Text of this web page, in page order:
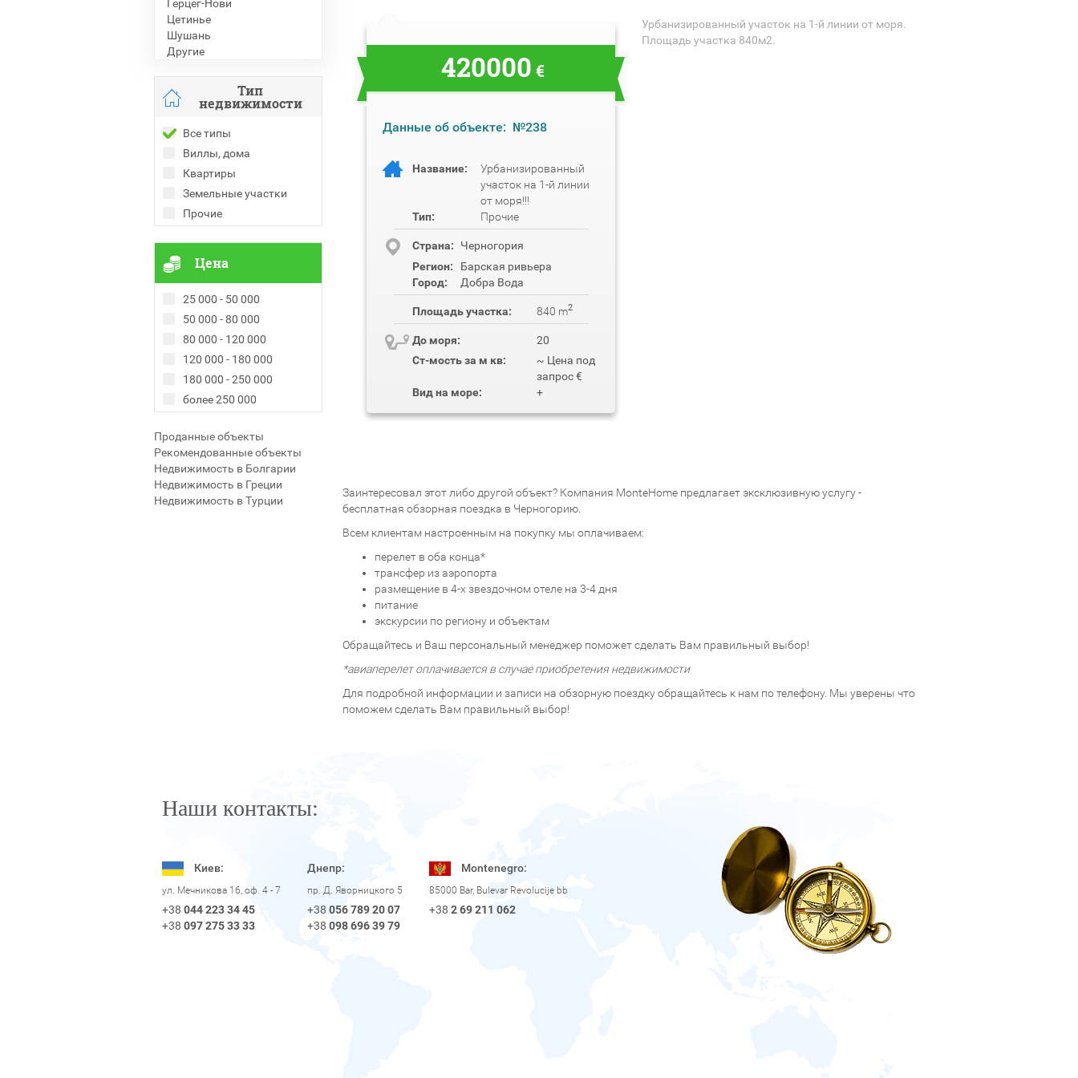
Герцег-Нови
Цетинье
Шушань
Другие
Тип
недвижимости
Все типы
Виллы, дома
Квартиры
Земельные участки
Прочие
Цена
25 000 - 50 000
50 000 - 80 000
80 000 - 120 000
120 000 - 180 000
180 000 - 250 000
более 250 000
Проданные объекты
Рекомендованные объекты
Недвижимость в Болгарии
Недвижимость в Греции
Недвижимость в Турции
420000 €
Данные об объекте: №238
Название:
Урбанизированный
участок на 1-й линии
от моря!!!
Тип:
Прочие
Cтрана:
Черногория
Регион:
Барская ривьера
Город:
Добра Вода
Площадь участка: 840 m2
До моря:
20
Ст-мость за м кв:
~ Цена под
запрос €
Вид на море:
+
Урбанизированный участок на 1-й линии от моря.
Площадь участка 840м2.
Заинтересовал этот либо другой объект? Компания MonteHome предлагает эксклюзивную услугу -
бесплатная обзорная поездка в Черногорию.
Всем клиентам настроенным на покупку мы оплачиваем:
перелет в оба конца*
трансфер из аэропорта
размещение в 4-х звездочном отеле на 3-4 дня
питание
экскурсии по региону и объектам
Обращайтесь и Ваш персональный менеджер поможет сделать Вам правильный выбор!
*авиаперелет оплачивается в случае приобретения недвижимости
Для подробной информации и записи на обзорную поездку обращайтесь к нам по телефону. Мы уверены что
поможем сделать Вам правильный выбор!
Наши контакты:
Киев:
ул. Мечникова 16, оф. 4 - 7
+38 044 223 34 45
+38 097 275 33 33
Днепр:
пр. Д. Яворницкого 5
+38 056 789 20 07
+38 098 696 39 79
Montenegro:
85000 Bar, Bulevar Revolucije bb
+38 2 69 211 062